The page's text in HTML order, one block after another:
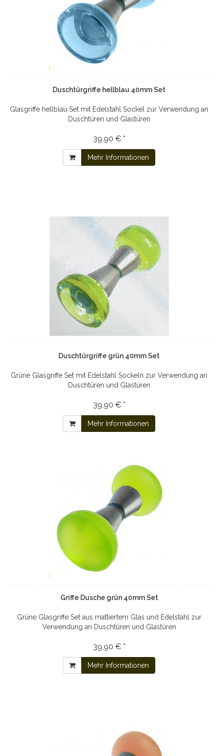
Duschtürgriffe hellblau 40mm Set
Glasgriffe hellblau Set mit Edelstahl Sockel zur Verwendung an
Duschtüren und Glastüren
39,90 € *
Mehr Informationen
Duschtürgriffe grün 40mm Set
Grüne Glasgriffe Set mit Edelstahl Sockeln zur Verwendung an
Duschtüren und Glastüren
39,90 € *
Mehr Informationen
Griffe Dusche grün 40mm Set
Grüne Glasgriffe Set aus mattiertem Glas und Edelstahl zur
Verwendung an Duschtüren und Glastüren
39,90 € *
Mehr Informationen